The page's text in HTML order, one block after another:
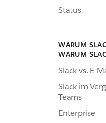
Status
WARUM
WARUM
Slack vs. E-
Slack im
Teams
Enterprise